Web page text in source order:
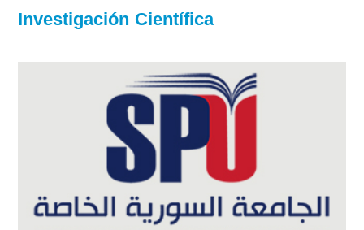
Investigación Científica